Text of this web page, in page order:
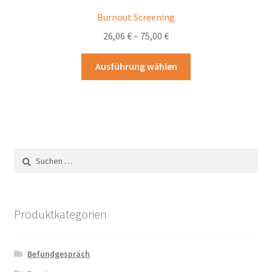
Burnout Screening
26,06 €– 75,00 €
Ausführung wählen
Die
Suchen
nach:
Produktkategorien
Befundgespräch